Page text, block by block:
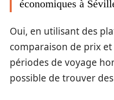
économiques à
Oui, en utilisant des
comparaison de prix
périodes de voyage
possible de trouver